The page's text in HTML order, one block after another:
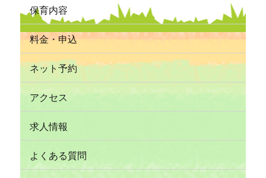
保育内容
料金・申込
ネット予約
アクセス
求人情報
よくある質問